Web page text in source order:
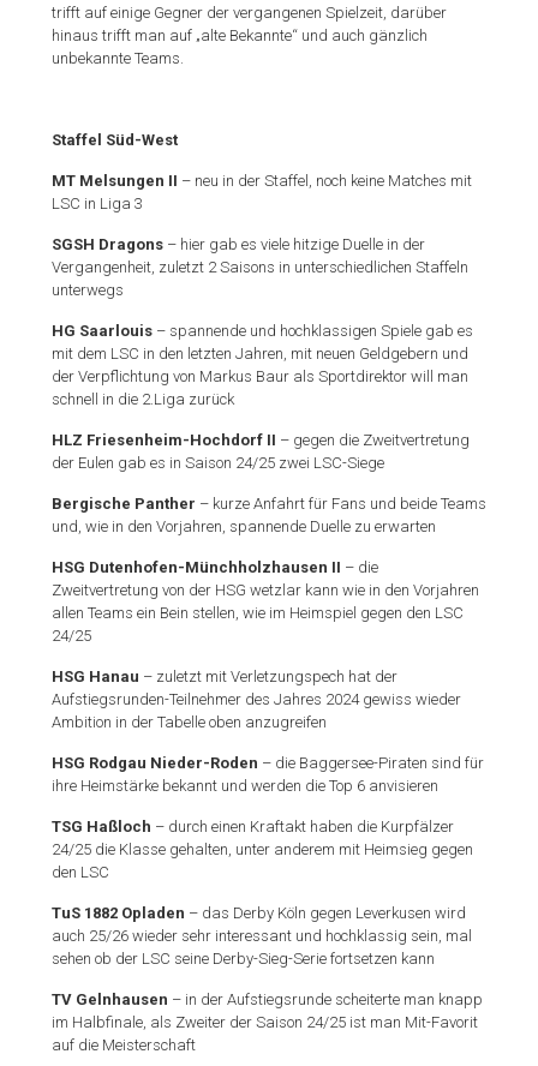
trifft auf einige Gegner der vergangenen Spielzeit, darüber
hinaus trifft man auf „alte Bekannte“ und auch gänzlich
unbekannte Teams.
Staffel Süd-West
MT Melsungen II – neu in der Staffel, noch keine Matches mit
LSC in Liga 3
SGSH Dragons – hier gab es viele hitzige Duelle in der
Vergangenheit, zuletzt 2 Saisons in unterschiedlichen Staffeln
unterwegs
HG Saarlouis – spannende und hochklassigen Spiele gab es
mit dem LSC in den letzten Jahren, mit neuen Geldgebern und
der Verpflichtung von Markus Baur als Sportdirektor will man
schnell in die 2.Liga zurück
HLZ Friesenheim-Hochdorf II – gegen die Zweitvertretung
der Eulen gab es in Saison 24/25 zwei LSC-Siege
Bergische Panther – kurze Anfahrt für Fans und beide Teams
und, wie in den Vorjahren, spannende Duelle zu erwarten
HSG Dutenhofen-Münchholzhausen II – die
Zweitvertretung von der HSG wetzlar kann wie in den Vorjahren
allen Teams ein Bein stellen, wie im Heimspiel gegen den LSC
24/25
HSG Hanau – zuletzt mit Verletzungspech hat der
Aufstiegsrunden-Teilnehmer des Jahres 2024 gewiss wieder
Ambition in der Tabelle oben anzugreifen
HSG Rodgau Nieder-Roden – die Baggersee-Piraten sind für
ihre Heimstärke bekannt und werden die Top 6 anvisieren
TSG Haßloch – durch einen Kraftakt haben die Kurpfälzer
24/25 die Klasse gehalten, unter anderem mit Heimsieg gegen
den LSC
TuS 1882 Opladen – das Derby Köln gegen Leverkusen wird
auch 25/26 wieder sehr interessant und hochklassig sein, mal
sehen ob der LSC seine Derby-Sieg-Serie fortsetzen kann
TV Gelnhausen – in der Aufstiegsrunde scheiterte man knapp
im Halbfinale, als Zweiter der Saison 24/25 ist man Mit-Favorit
auf die Meisterschaft